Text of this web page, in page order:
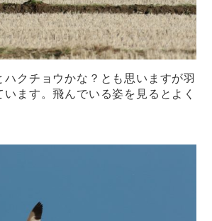
ハクチョウかな？とも思いますが羽
ます。飛んでいる姿を見るとよく